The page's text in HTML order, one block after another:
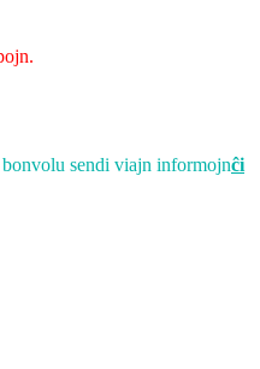
sendi viajn informojnĉi